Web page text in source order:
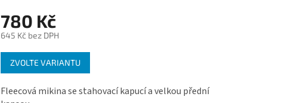
780 Kč
645 Kč bez DPH
Měrná
cena:
ZVOLTE VARIANTU
Fleecová mikina se stahovací kapucí a velkou přední